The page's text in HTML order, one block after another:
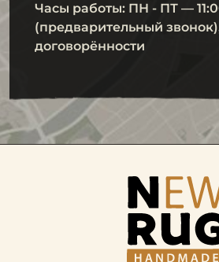
Часы работы: ПН - ПТ —
(предварительный
договорённости